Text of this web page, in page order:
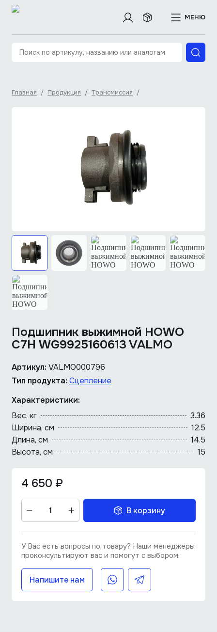
МЕНЮ
Главная / Продукция / Трансмиссия /
Подшипник выжимной HOWO
C7H WG9925160613 VALMO
Артикул: VALMO000796
Тип продукта: Сцепление
Характеристики:
Вес, кг
3.36
Ширина, см
12.5
Длина, cм
14.5
Высота, см
15
4 650 ₽
В корзину
У Вас есть вопросы по товару? Наши менеджеры
проконсультируют вас и помогут с выбором:
Напишите нам